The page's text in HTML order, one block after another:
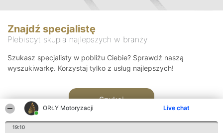
ORŁY Motoryzacji Live chat
19:10
Znajdź specjalistę
Plebiscyt skupia najlepszych w branży
Szukasz specjalisty w pobliżu Ciebie? Sprawdź naszą
wyszukiwarkę. Korzystaj tylko z usług najlepszych!
Szukaj